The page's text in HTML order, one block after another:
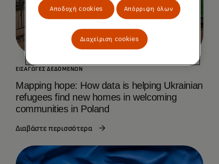
ΕΙΣΑΓΩΓΈΣ ΔΕΔΟΜΈΝΩΝ
Mapping hope: How data is helping Ukrainian
refugees find new homes in welcoming
communities in Poland
Διαβάστε περισσότερα
Αποδοχή cookies Απόρριψη όλων
Διαχείριση cookies